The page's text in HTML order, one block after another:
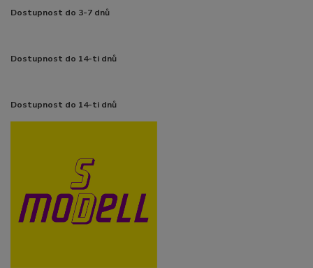
Dostupnost do 3-7 dnů
Dostupnost do 14-ti dnů
Dostupnost do 14-ti dnů